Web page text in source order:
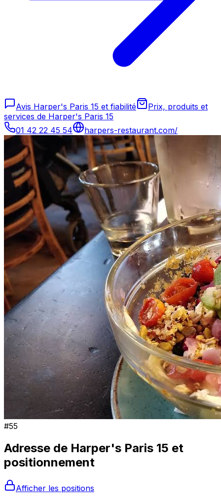
Avis Harper's Paris 15 et fiabilité
Prix, produits et
services de Harper's Paris 15
01 42 22 45 54
harpers-restaurant.com/
#55
Adresse de Harper's Paris 15 et
positionnement
Afficher les positions